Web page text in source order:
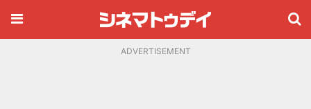
ADVERTISEMENT